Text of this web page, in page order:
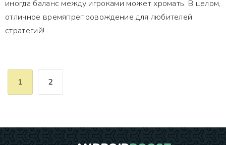
иногда баланс между игроками может хромать. В целом,
отличное времяпрепровождение для любителей
стратегий!
1 2